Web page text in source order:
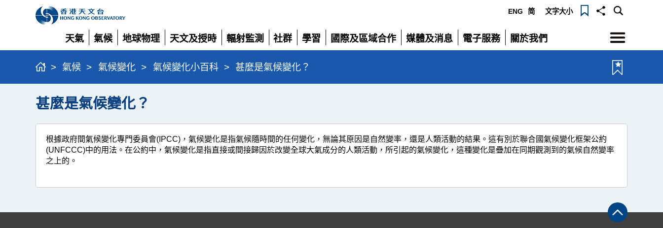
ENG 简 文字大小
天氣
展
開
氣候
展
開
地球物理
展
開
天文及授時
展
開
輻射監測
展
開
社群
展
開
學習
展
開
國際及區域合作
展
媒體及消息
展
電子服務
展
關於我們
展
選
單
> 氣候 > 氣候變化 > 氣候變化小百科 > 甚麼是氣候變化？
甚麼是氣候變化？
根據政府間氣候變化專門委員會(IPCC)，氣候變化是指氣候隨時間的任何變化，無論其原因是自然變率，還是人類活動的結果。這有別於聯合國氣候變化框架公約
(UNFCCC)中的用法。在公約中，氣候變化是指直接或間接歸因於改變全球大氣成分的人類活動，所引起的氣候變化，這種變化是疊加在同期觀測到的氣候自然變率
之上的。